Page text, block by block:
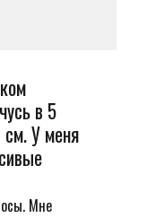
в 5
У меня
Мне